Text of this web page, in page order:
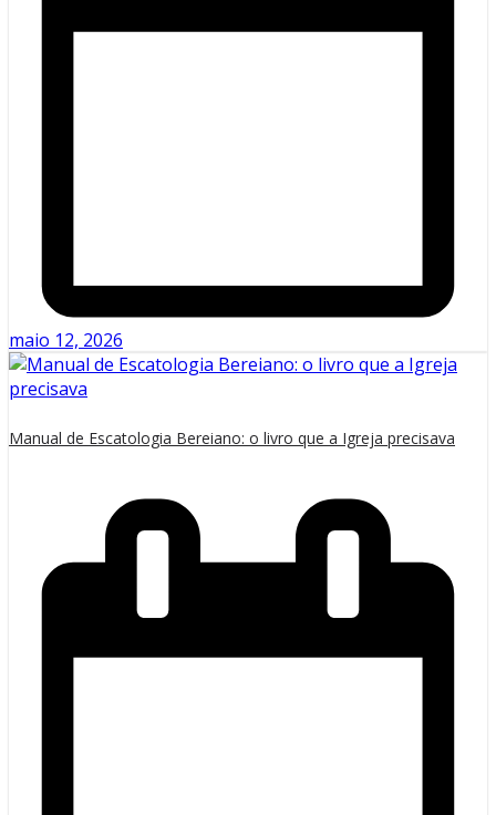
maio 12, 2026
Manual de Escatologia Bereiano: o livro que a Igreja precisava